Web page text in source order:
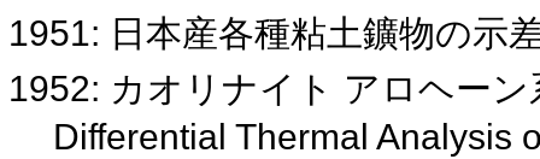
1951: 日本産各種粘土鑛物の示
1952: カオリナイト アロヘー
Differential Thermal Analysis